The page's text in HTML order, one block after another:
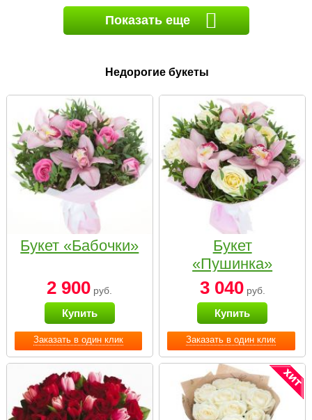
Показать еще
Недорогие букеты
Заказать в один клик
Букет «Бабочки»
2 900 руб.
Купить
Заказать в один клик
Букет
«Пушинка»
3 040руб.
Купить